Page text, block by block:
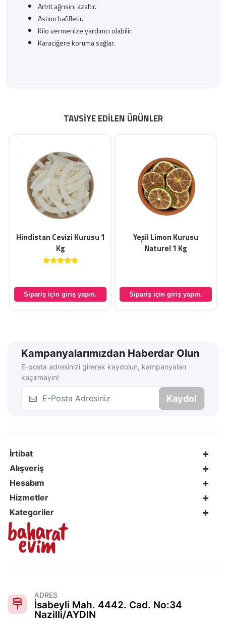
Artrit ağrısını azaltır.
Astımı hafifletir.
Kilo vermenize yardımcı olabilir.
Karaciğere koruma sağlar.
TAVSIYE EDILEN ÜRÜNLER
Hindistan Cevizi Kurusu 1
Kg
Sipariş için giriş yapın.
Yeşil Limon Kurusu
Naturel 1 Kg
Sipariş için giriş yapın.
Kampanyalarımızdan Haberdar Olun
E-posta adresinizi girerek kaydolun, kampanyaları
kaçırmayın!
Kaydol
İrtibat
Alışveriş
Hesabım
Hizmetler
Kategoriler
ADRES
İsabeyli Mah. 4442. Cad. No:34
Nazilli/AYDIN